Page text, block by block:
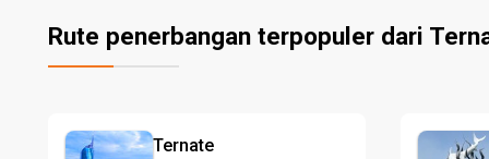
Rute penerbangan terpopuler dari
Ternate